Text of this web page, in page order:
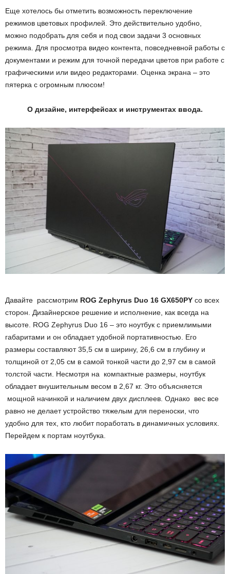
Еще хотелось бы отметить возможность переключение
режимов цветовых профилей. Это действительно удобно,
можно подобрать для себя и под свои задачи 3 основных
режима. Для просмотра видео контента, повседневной работы с
документами и режим для точной передачи цветов при работе с
графическими или видео редакторами. Оценка экрана – это
пятерка с огромным плюсом!
О дизайне, интерфейсах и инструментах ввода.
Давайте рассмотрим ROG Zephyrus Duo 16 GX650PY со всех
сторон. Дизайнерское решение и исполнение, как всегда на
высоте. ROG Zephyrus Duo 16 – это ноутбук с приемлимыми
габаритами и он обладает удобной портативностью. Его
размеры составляют 35,5 см в ширину, 26,6 см в глубину и
толщиной от 2,05 см в самой тонкой части до 2,97 см в самой
толстой части. Несмотря на компактные размеры, ноутбук
обладает внушительным весом в 2,67 кг. Это объясняется
мощной начинкой и наличием двух дисплеев. Однако вес все
равно не делает устройство тяжелым для переноски, что
удобно для тех, кто любит поработать в динамичных условиях.
Перейдем к портам ноутбука.